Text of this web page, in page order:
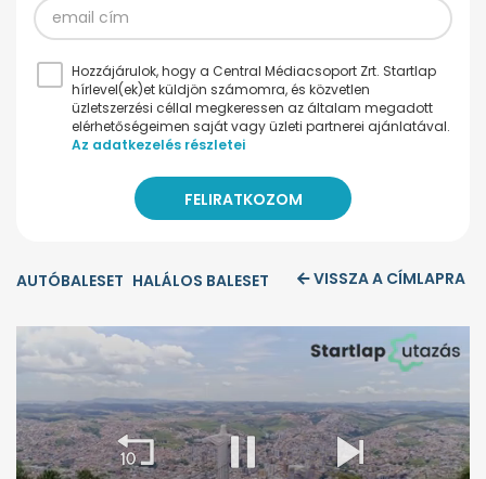
Hozzájárulok, hogy a Central Médiacsoport Zrt. Startlap
hírlevel(ek)et küldjön számomra, és közvetlen
üzletszerzési céllal megkeressen az általam megadott
elérhetőségeimen saját vagy üzleti partnerei ajánlatával.
Az adatkezelés részletei
AUTÓBALESET HALÁLOS BALESET VISSZA A CÍMLAPRA